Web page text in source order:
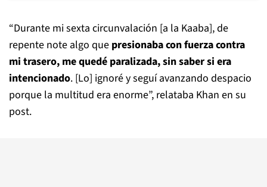
“Durante mi sexta circunvalación [a la Kaaba], de
repente note algo que presionaba con fuerza contra
mi trasero, me quedé paralizada, sin saber si era
intencionado. [Lo] ignoré y seguí avanzando despacio
porque la multitud era enorme”, relataba Khan en su
post.